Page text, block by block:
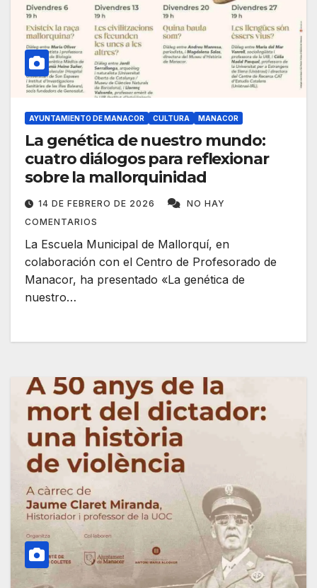
AYUNTAMIENTO DE MANACOR CULTURA MANACOR
La genética de nuestro mundo:
cuatro diálogos para reflexionar
sobre la mallorquinidad
14 DE FEBRERO DE 2026
NO HAY
COMENTARIOS
La Escuela Municipal de Mallorquí, en
colaboración con el Centro de Profesorado de
Manacor, ha presentado «La genética de
nuestro…